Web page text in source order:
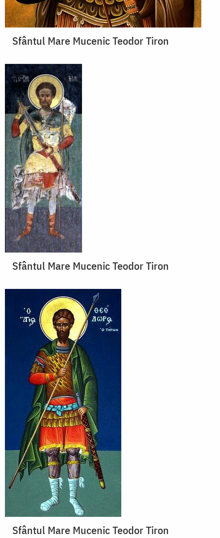
Sfântul Mare Mucenic Teodor Tiron
Sfântul Mare Mucenic Teodor Tiron
Sfântul Mare Mucenic Teodor Tiron